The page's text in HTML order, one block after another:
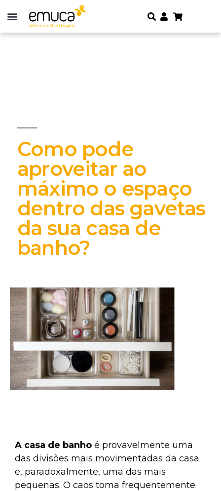
Como pode
aproveitar ao
máximo o espaço
dentro das gavetas
da sua casa de
banho?
A casa de banho é provavelmente uma
das divisões mais movimentadas da casa
e, paradoxalmente, uma das mais
pequenas. O caos toma frequentemente